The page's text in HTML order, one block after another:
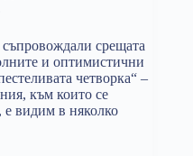
срещата
и оптимистични
четворка“ –
към които се
видим в няколко